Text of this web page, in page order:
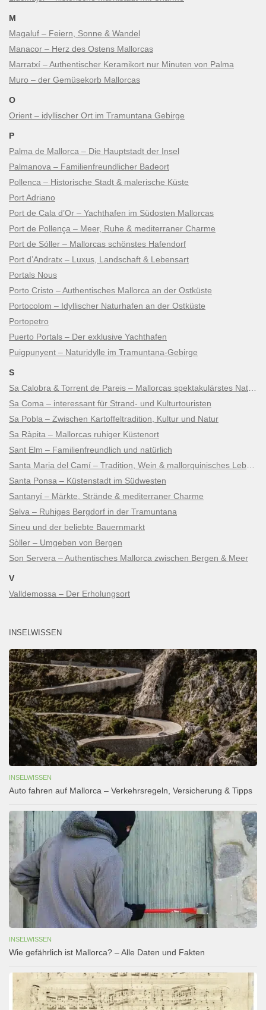
M
Magaluf – Feiern, Sonne & Wandel
Manacor – Herz des Ostens Mallorcas
Marratxí – Authentischer Keramikort nur Minuten von Palma
Muro – der Gemüsekorb Mallorcas
O
Orient – idyllischer Ort im Tramuntana Gebirge
P
Palma de Mallorca – Die Hauptstadt der Insel
Palmanova – Familienfreundlicher Badeort
Pollenca – Historische Stadt & malerische Küste
Port Adriano
Port de Cala d’Or – Yachthafen im Südosten Mallorcas
Port de Pollença – Meer, Ruhe & mediterraner Charme
Port de Sóller – Mallorcas schönstes Hafendorf
Port d’Andratx – Luxus, Landschaft & Lebensart
Portals Nous
Porto Cristo – Authentisches Mallorca an der Ostküste
Portocolom – Idyllischer Naturhafen an der Ostküste
Portopetro
Puerto Portals – Der exklusive Yachthafen
Puigpunyent – Naturidylle im Tramuntana-Gebirge
S
Sa Coma – interessant für Strand- und Kulturtouristen
Sa Pobla – Zwischen Kartoffeltradition, Kultur und Natur
Sa Ràpita – Mallorcas ruhiger Küstenort
Sant Elm – Familienfreundlich und natürlich
Santa Ponsa – Küstenstadt im Südwesten
Santanyí – Märkte, Strände & mediterraner Charme
Selva – Ruhiges Bergdorf in der Tramuntana
Sineu und der beliebte Bauernmarkt
Sòller – Umgeben von Bergen
Son Servera – Authentisches Mallorca zwischen Bergen & Meer
V
Valldemossa – Der Erholungsort
INSELWISSEN
INSELWISSEN
Auto fahren auf Mallorca – Verkehrsregeln, Versicherung & Tipps
INSELWISSEN
Wie gefährlich ist Mallorca? – Alle Daten und Fakten